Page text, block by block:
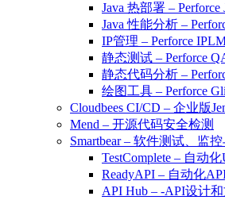
Java 热部署 – Perforce
Java 性能分析 –
IP管理 – Perforce
静态测试 – Perforce
静态代码分析 –
绘图工具 – Perforce
Cloudbees CI/CD – 企业版
Mend – 开源代码安全检测
Smartbear – 软件测试、监
TestComplete – 自动
ReadyAPI – 自动化
API Hub – -API设计